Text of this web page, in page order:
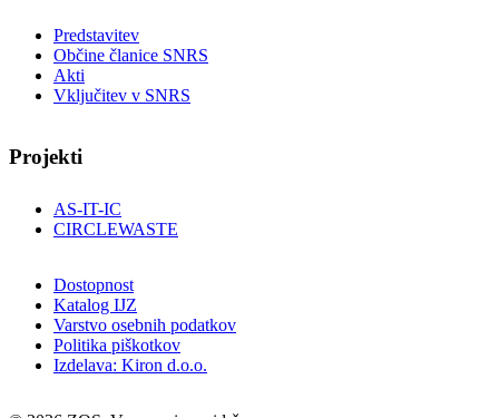
Predstavitev
Občine članice SNRS
Akti
Vključitev v SNRS
Projekti
AS-IT-IC
CIRCLEWASTE
Dostopnost
Katalog IJZ
Varstvo osebnih podatkov
Politika piškotkov
Izdelava: Kiron d.o.o.